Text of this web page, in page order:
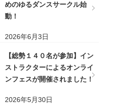
めのゆるダンスサークル始
動！
2026年6月3日
【総勢１４０名が参加】イン
ストラクターによるオンライ
ンフェスが開催されました！
2026年5月30日